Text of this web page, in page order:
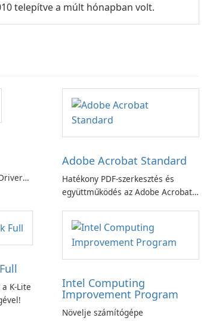
telepítve a múlt hónapban volt.
Adobe Acrobat Standard
Hatékony PDF-szerkesztés és
együttműködés az Adobe Acrobat
K-Lite
Intel Computing
Improvement Program
Növelje számítógépe